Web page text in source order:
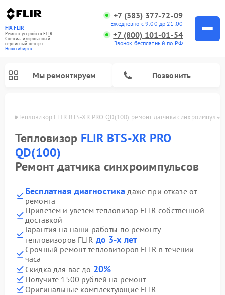
FIX-FLIR
Ремонт устройств FLIR
Специализированный
cервисный центр г.
Новосибирск
+7 (383) 377-72-09
Ежедневно с 9:00 до 21:00
+7 (800) 101-01-54
Звонок бесплатный по РФ
Мы ремонтируем Позвонить
Тепловизор FLIR BTS-XR PRO QD(100) ремонт датчика
Тепловизор FLIR BTS-XR PRO
QD(100)
Ремонт датчика синхроимпульсов
Бесплатная диагностика даже при отказе от
ремонта
Привезем и увезем тепловизор FLIR собственной
доставкой
Гарантия на наши работы по ремонту
тепловизоров FLIR до 3-х лет
Срочный ремонт тепловизоров FLIR в течении
часа
Скидка для вас до 20%
Получите 1500 рублей на ремонт
Оригинальные комплектующие FLIR